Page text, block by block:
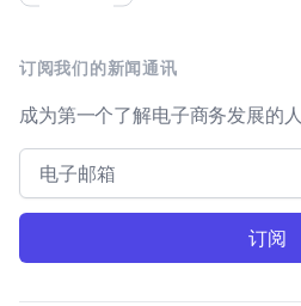
订阅我们的新闻通讯
成为第一个了解电子商务发展的人
Email address
订阅